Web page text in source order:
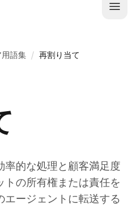
メ
語集 / 再割り当て
率的な処理と顧客満足度
トの所有権または責任を
エージェントに転送する